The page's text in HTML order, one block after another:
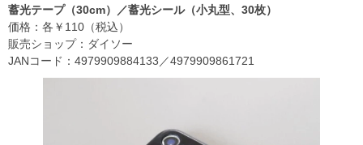
蓄光テープ（30cm）／蓄光シール（小丸型、30枚）
価格：各￥110（税込）
販売ショップ：ダイソー
JANコード：4979909884133／4979909861721